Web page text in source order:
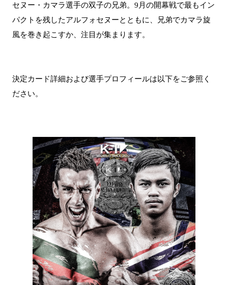
セヌー・カマラ選手の双子の兄弟。9月の開幕戦で最もイン
パクトを残したアルフォセヌーとともに、兄弟でカマラ旋
風を巻き起こすか、注目が集まります。
決定カード詳細および選手プロフィールは以下をご参照く
ださい。